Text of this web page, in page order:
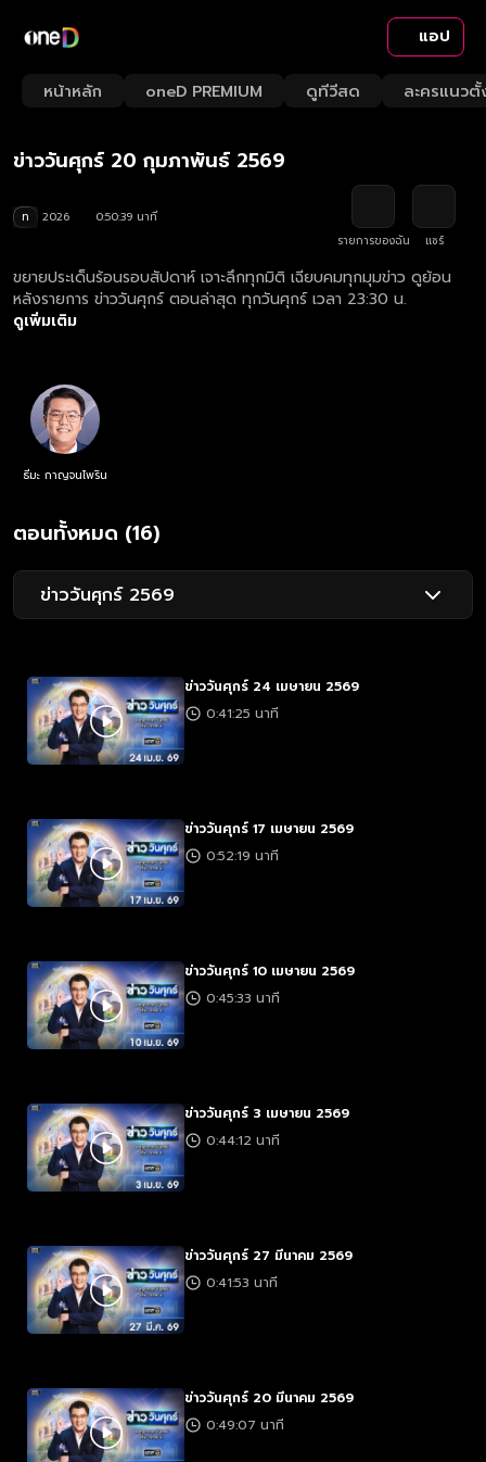
แอป
หน้าหลัก oneD PREMIUM ดูทีวีสด ละครแนวตั้
Loaded:
1.97%
Rate
ข่าววันศุกร์ 20 กุมภาพันธ์ 2569
ท 2026
0:50:39 นาที
รายการของฉัน
แชร์
ขยายประเด็นร้อนรอบสัปดาห์ เจาะลึกทุกมิติ เฉียบคมทุกมุมข่าว ดูย้อน
หลังรายการ ข่าววันศุกร์ ตอนล่าสุด ทุกวันศุกร์ เวลา 23:30 น.
ดูเพิ่มเติม
ธีมะ กาญจนไพริน
ตอนทั้งหมด (16)
ข่าววันศุกร์ 2569
ข่าววันศุกร์ 24 เมษายน 2569
0:41:25 นาที
ข่าววันศุกร์ 17 เมษายน 2569
0:52:19 นาที
ข่าววันศุกร์ 10 เมษายน 2569
0:45:33 นาที
ข่าววันศุกร์ 3 เมษายน 2569
0:44:12 นาที
ข่าววันศุกร์ 27 มีนาคม 2569
0:41:53 นาที
ข่าววันศุกร์ 20 มีนาคม 2569
0:49:07 นาที